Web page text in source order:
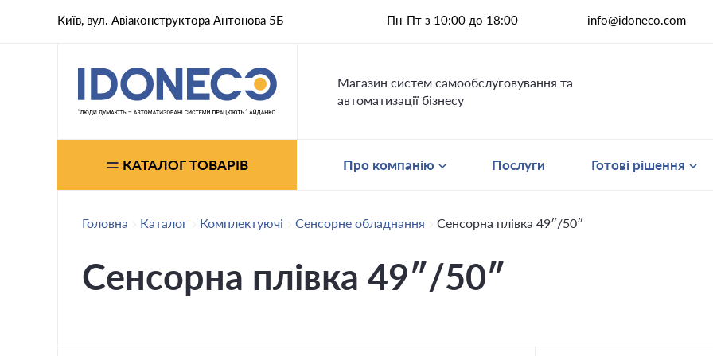
Київ, вул. Авіаконструктора Антонова 5Б Пн-Пт з 10:00 до 18:00 info@idoneco.com
Магазин систем самообслуговування та
автоматизації бізнесу
КАТАЛОГ ТОВАРІВ Про компанію Послуги Готові рішення
Головна Каталог Комплектуючі Сенсорне обладнання Сенсорна плівка 49″/50″
Сенсорна плівка 49″/50″